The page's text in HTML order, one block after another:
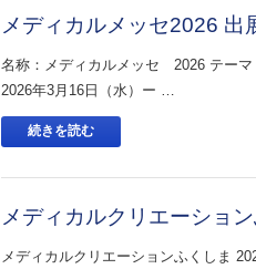
メディカルメッセ2026 出
名称：メディカルメッセ 2026 テーマ
2026年3月16日（水）ー …
続きを読む
メディカルクリエーショ
メディカルクリエーションふくしま